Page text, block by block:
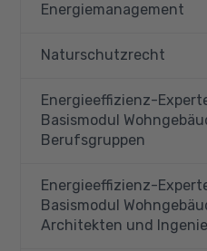
Energiemanagement
Naturschutzrecht
Energieeffizienz-
Basismodul
Berufsgruppen
Energieeffizienz-
Basismodul
Architekten und